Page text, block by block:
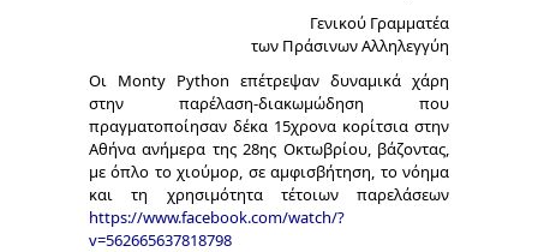
Γενικού Γραμματέα
των Πράσινων Αλληλεγγύη
Οι Monty Python επέτρεψαν δυναμικά χάρη
στην παρέλαση-διακωμώδηση που
πραγματοποίησαν δέκα 15χρονα κορίτσια στην
Αθήνα ανήμερα της 28ης Οκτωβρίου, βάζοντας,
με όπλο το χιούμορ, σε αμφισβήτηση, το νόημα
και τη χρησιμότητα τέτοιων παρελάσεων
https://www.facebook.com/watch/?
v=562665637818798